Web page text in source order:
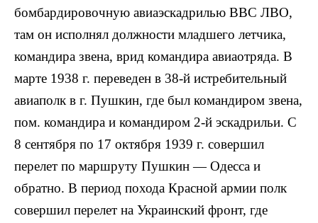
бомбардировочную авиаэскадрилью ВВС ЛВО,
там он исполнял должности младшего летчика,
командира звена, врид командира авиаотряда. В
марте 1938 г. переведен в 38-й истребительный
авиаполк в г. Пушкин, где был командиром звена,
пом. командира и командиром 2-й эскадрильи. С
8 сентября по 17 октября 1939 г. совершил
перелет по маршруту Пушкин — Одесса и
обратно. В период похода Красной армии полк
совершил перелет на Украинский фронт, где